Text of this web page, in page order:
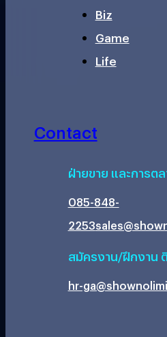
Biz
Game
Life
Contact
ฝ่ายขาย และการต
085-848-
2253
สมัครงาน/ฝึกงาน
hr-